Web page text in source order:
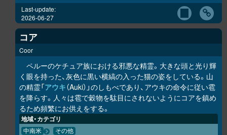
Last-update:
2026-06-27
コア
Coor
ペルーのケチュア族における邪悪な精霊。大きな頭と光り輝
く眼を持った、灰色に黒い横縞の入った猫の姿をしている。山
の精霊「アウキ（Auki）」のしもべであり、アウキの命令に従い雹
を降らす。人々は雹で穀物を駄目にされないようにコアを鎮め
るため頻繁にお供えをする。
地域・カテゴリ
中南米 その他